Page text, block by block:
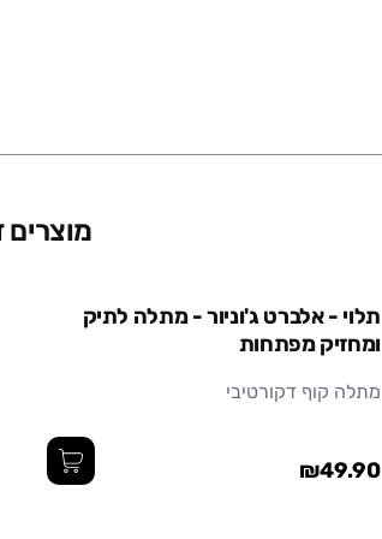
מוצרים
תלוי - אלברט ג'וניור - מתלה לתיק
ומחזיק מפתחות
מתלה קוף דקורטיבי
₪49.90